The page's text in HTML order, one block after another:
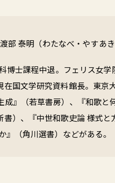
渡部 泰明（わたなべ・やすあき
博士課程中退。フェリス女学
国文学研究資料館長。東京
』（若草書房）、『和歌と
）、『中世和歌史論 様式と
（角川選書）などがある。